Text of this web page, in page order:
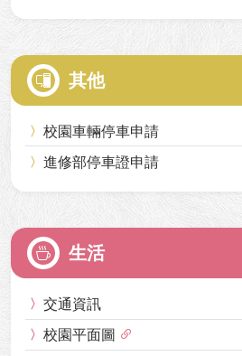
其他
校園車輛停車申請
進修部停車證申請
生活
交通資訊
校園平面圖